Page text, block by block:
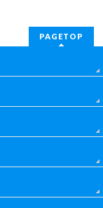
PAGETOP